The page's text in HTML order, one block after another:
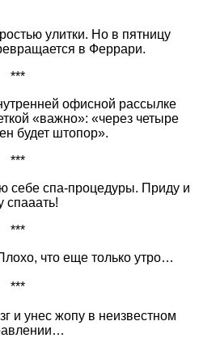
улитки. Но в пятницу
в Феррари.
***
офисной рассылке
«важно»: «через четыре
будет штопор».
***
себе спа-процедуры. Приду и
спааать!
***
что еще только утро…
***
и унес жопу в неизвестном